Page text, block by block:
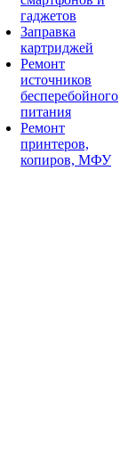
гаджетов
Заправка
картриджей
Ремонт
источников
бесперебойного
питания
Ремонт
принтеров,
копиров, МФУ